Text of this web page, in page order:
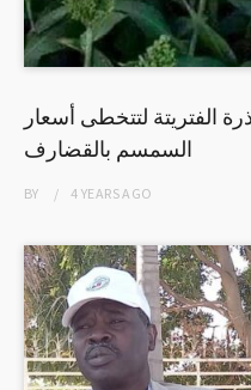
الفتريتة لتتخطى أسعار
السمسم بالقضارف
BY 4 YEARSAGO